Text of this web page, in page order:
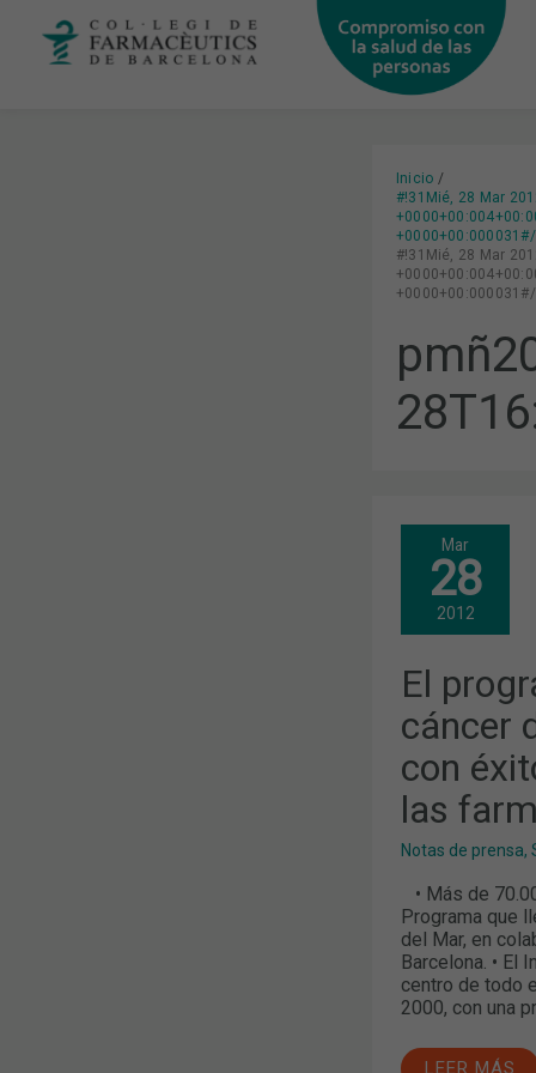
Inicio
#!31Mié, 28 Mar
#!31Mié, 28 Mar
Mar
28
2012
El
cáncer
con
las
Notas de prensa,
• Más de
Programa que
del Mar, en
Barcelona. • El
centro de todo
2000, con una
EL
PROGRAMA
DE
CRIBADO
DE
CÁNCER
DE
SE
CONSOLIDA
CON
ÉXITO
AL
PAPEL
DE
LAS
LEER MÁS